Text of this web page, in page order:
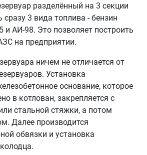
разделённый на 3 секции
сразу 3 вида топлива - бензин
и АИ-98. Это позволяет построить
на предприятии.
ничем не отличается от
Установка
основание, которое
в котлован, закрепляется с
стальной стяжки, а потом
Далее производится
обвязки и установка